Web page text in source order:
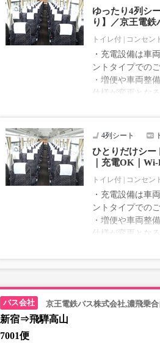
ゆったり4列シ
り】／京王電鉄
トイレ付 コンセン
・充電設備は車
ントタイプでの
・増便や車両整
仕様が変更とな
4列シート
ひとりだけシー
｜充電OK｜
トイレ付 コンセン
・充電設備は車
ントタイプでの
・増便や車両整
仕様が変更とな
京王電鉄バス株式会社,濃飛乗
新宿⇒飛騨高山
7001便